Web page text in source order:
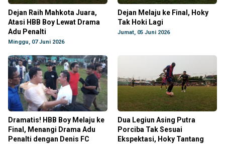
Dejan Raih Mahkota Juara,
Atasi HBB Boy Lewat Drama
Adu Penalti
Minggu, 07 Juni 2026
Dejan Melaju ke Final, Hoky
Tak Hoki Lagi
Jumat, 05 Juni 2026
Dramatis! HBB Boy Melaju ke
Final, Menangi Drama Adu
Penalti dengan Denis FC
Dua Legiun Asing Putra
Porciba Tak Sesuai
Ekspektasi, Hoky Tantang